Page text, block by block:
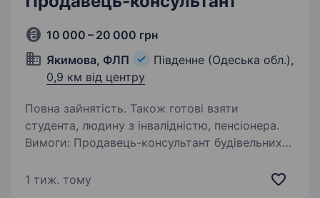
10 000 – 20 000 грн
Якимова, ФЛП
Південне (Одеська обл.),
0,9 км від центру
Повна зайнятість. Також готові взяти
студента, людину з інвалідністю, пенсіонера.
Вимоги: Продавець-консультант будівельних
працевлаштування Своєчасна виплата
1 тиж. тому